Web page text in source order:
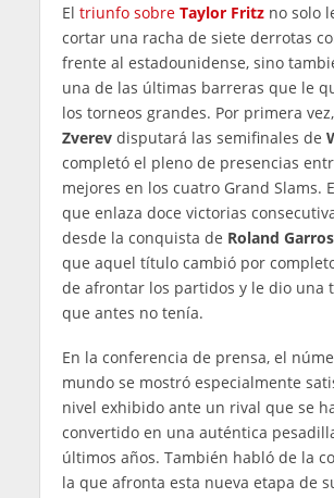
El triunfo sobre Taylor Fritzno solo
cortar una racha de siete derrotas
frente al estadounidense, sino
una de las últimas barreras que le
los torneos grandes. Por primera vez,
Zverevdisputará las semifinales de
completó el pleno de presencias
mejores en los cuatro Grand Slams.
que enlaza doce victorias
desde la conquista de Roland Garros
que aquel título cambió por
de afrontar los partidos y le dio una
que antes no tenía.
En la conferencia de prensa, el
mundo se mostró especialmente
nivel exhibido ante un rival que se
convertido en una auténtica
últimos años. También habló de la
la que afronta esta nueva etapa de